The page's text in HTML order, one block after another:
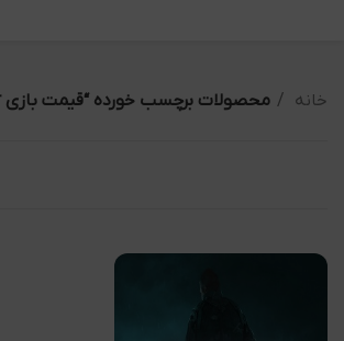
خانه محصولات برچسب خورده “قیمت بازی Arma Reforger”